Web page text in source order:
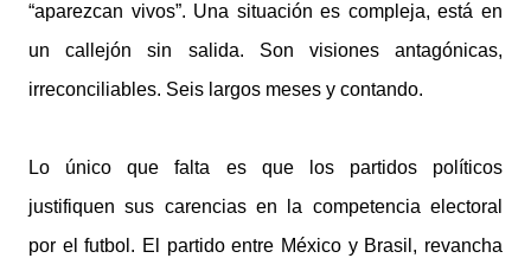
“aparezcan vivos”. Una situación es compleja, está en
un callejón sin salida. Son visiones antagónicas,
irreconciliables. Seis largos meses y contando.
Lo único que falta es que los partidos políticos
justifiquen sus carencias en la competencia electoral
por el futbol. El partido entre México y Brasil, revancha